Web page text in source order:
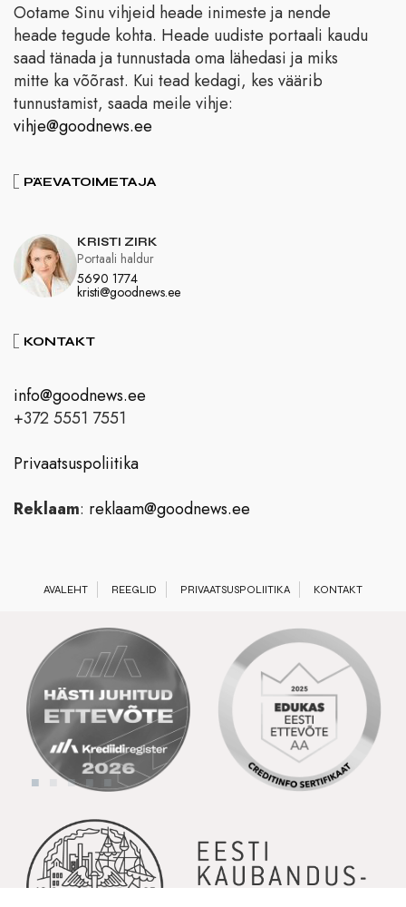
Ootame Sinu vihjeid heade inimeste ja nende
heade tegude kohta. Heade uudiste portaali kaudu
saad tänada ja tunnustada oma lähedasi ja miks
mitte ka võõrast. Kui tead kedagi, kes väärib
tunnustamist, saada meile vihje:
vihje@goodnews.ee
PÄEVATOIMETAJA
KRISTI ZIRK
5690 1774
kristi@goodnews.ee
Portaali haldur
KONTAKT
info@goodnews.ee
+372 5551 7551
Privaatsuspoliitika
Reklaam: reklaam@goodnews.ee
AVALEHT REEGLID PRIVAATSUSPOLIITIKA KONTAKT